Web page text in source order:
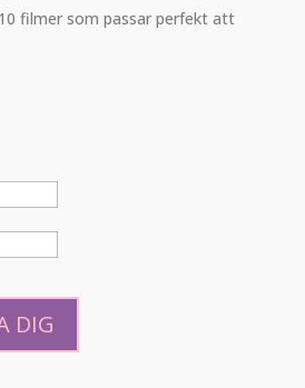
filmer som passar perfekt att